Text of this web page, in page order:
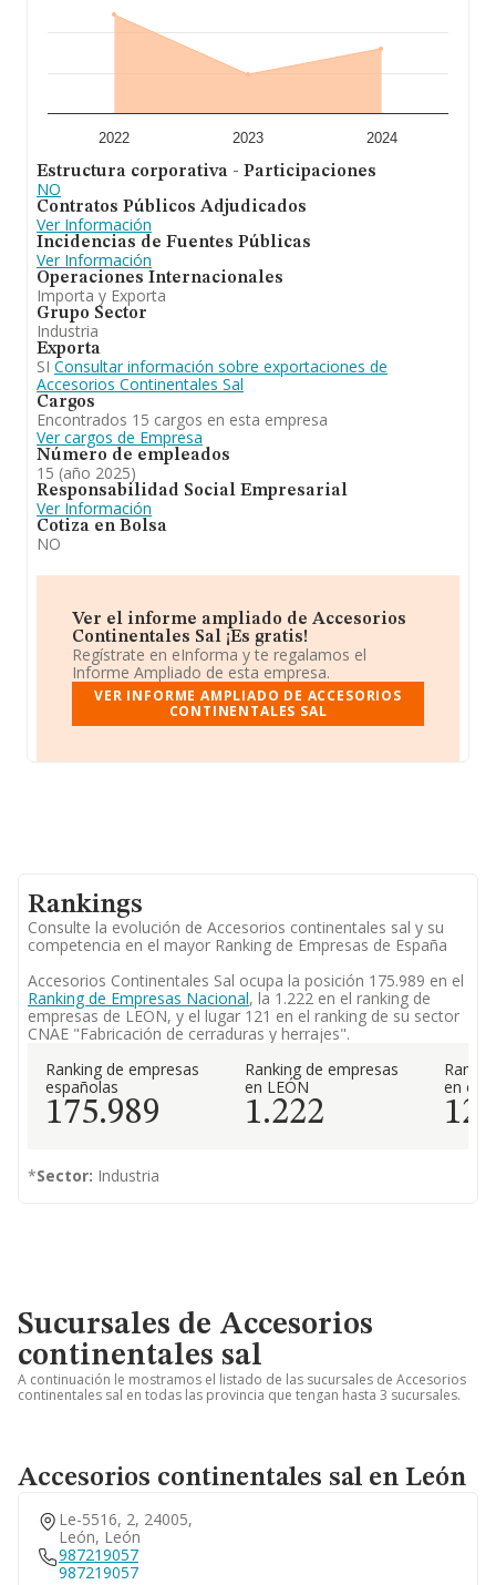
constitución. Los empleados de media son 4.
En conclusión, la actividad de
Accesorios
Continentales Sal
es fabricación de herrajes para
2022 2023 2024
Estructura corporativa - Participaciones
NO
Contratos Públicos Adjudicados
Ver Información
Incidencias de Fuentes Públicas
Ver Información
Operaciones Internacionales
Importa y Exporta
Grupo Sector
Industria
Exporta
SI Consultar información sobre exportaciones de
Accesorios Continentales Sal
Cargos
Encontrados 15 cargos en esta empresa
Ver cargos de Empresa
Número de empleados
15 (año 2025)
Responsabilidad Social Empresarial
Ver Información
Cotiza en Bolsa
NO
Ver el informe ampliado de Accesorios
Continentales Sal ¡Es gratis!
Regístrate en eInforma y te regalamos el
Informe Ampliado de esta empresa.
VER INFORME AMPLIADO DE ACCESORIOS
CONTINENTALES SAL
Rankings
Consulte la evolución de Accesorios continentales sal y su
competencia en el mayor Ranking de Empresas de España
Accesorios Continentales Sal ocupa la posición 175.989 en el
Ranking de Empresas Nacional, la 1.222 en el ranking de
empresas de LEON, y el lugar 121 en el ranking de su sector
CNAE "Fabricación de cerraduras y herrajes".
Ranking de empresas
españolas
175.989
Ranking de empresas
en LEÓN
1.222
en el
121
*Sector: Industria
Sucursales de Accesorios
continentales sal
A continuación le mostramos el listado de las sucursales de Accesorios
continentales sal en todas las provincia que tengan hasta 3 sucursales.
Accesorios continentales sal en León
Le-5516, 2, 24005,
León, León
987219057
987219057